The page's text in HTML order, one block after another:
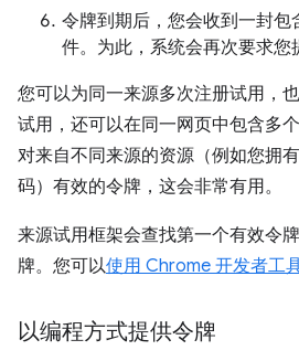
令牌到期后，您会收到一封包
件。为此，系统会再次要求您
您可以为同一来源多次注册试用，
试用，还可以在同一网页中包含多
对来自不同来源的资源（例如您拥
码）有效的令牌，这会非常有用。
来源试用框架会查找第一个有效令
牌。您可以使用 Chrome 开发者工
以编程方式提供令牌